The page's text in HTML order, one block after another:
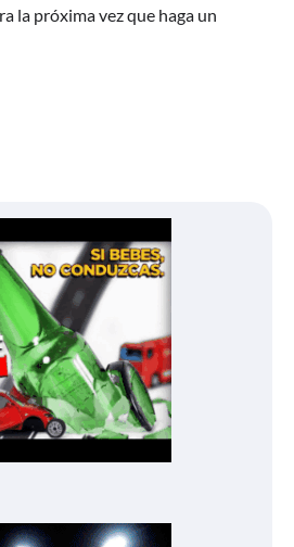
la próxima vez que haga un